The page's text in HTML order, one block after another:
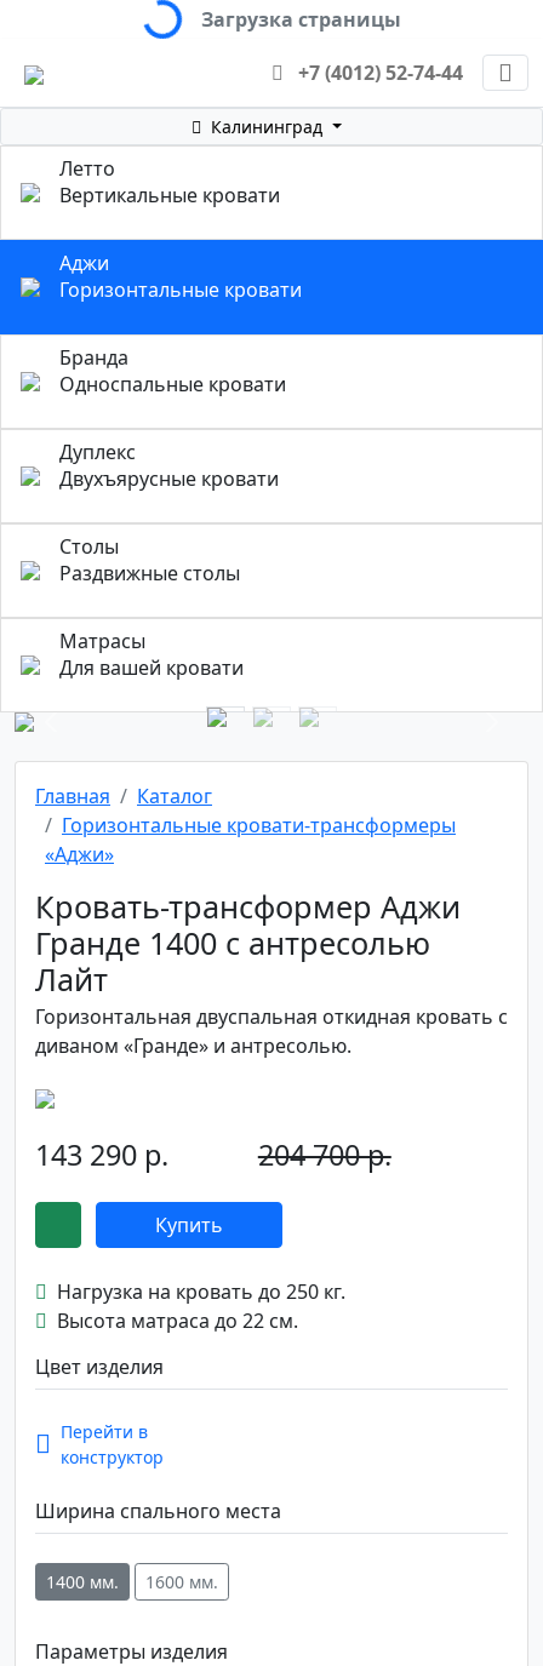
Loading...
Загрузка страницы
+7 (4012) 52-74-44
Калининград
Летто
Вертикальные кровати
Аджи
Горизонтальные кровати
Бранда
Односпальные кровати
Дуплекс
Двухъярусные кровати
Столы
Раздвижные столы
Матрасы
Для вашей кровати
Главная
Каталог
Горизонтальные кровати-трансформеры
«Аджи»
Кровать-трансформер Аджи
Гранде 1400 с антресолью
Лайт
Горизонтальная двуспальная откидная кровать с
диваном «Гранде» и антресолью.
143 290 р. 204 700 р.
Купить
Нагрузка на кровать до 250 кг.
Высота матраса до 22 см.
Цвет изделия
Перейти в
конструктор
Ширина спального места
1400 мм. 1600 мм.
Параметры изделия